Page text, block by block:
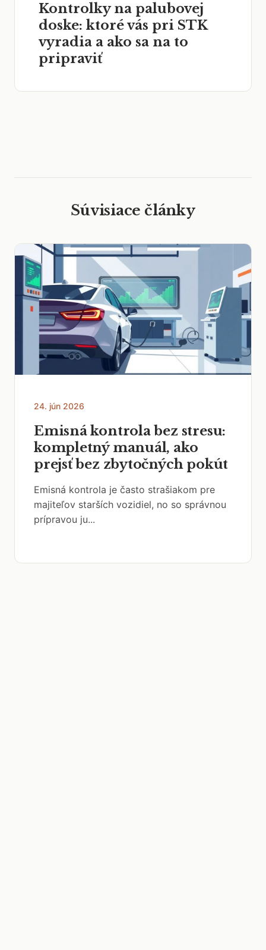
Kontrolky na palubovej
doske: ktoré vás pri STK
vyradia a ako sa na to
pripraviť
Súvisiace články
24. jún 2026
Emisná kontrola bez stresu:
kompletný manuál, ako
prejsť bez zbytočných pokút
Emisná kontrola je často strašiakom pre
majiteľov starších vozidiel, no so správnou
prípravou ju...